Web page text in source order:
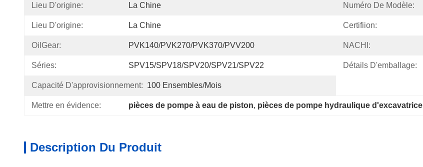
Lieu D'origine: La Chine Numéro De Modèle:
Lieu D'origine: La Chine Certifiion:
OilGear: PVK140/PVK270/PVK370/PVV200 NACHI:
Séries: SPV15/SPV18/SPV20/SPV21/SPV22 Détails D'emballage:
Capacité D'approvisionnement: 100 Ensembles/mois
Mettre en évidence: pièces de pompe à eau de piston, pièces de pompe hydraulique d'excavatrice
Description Du Produit